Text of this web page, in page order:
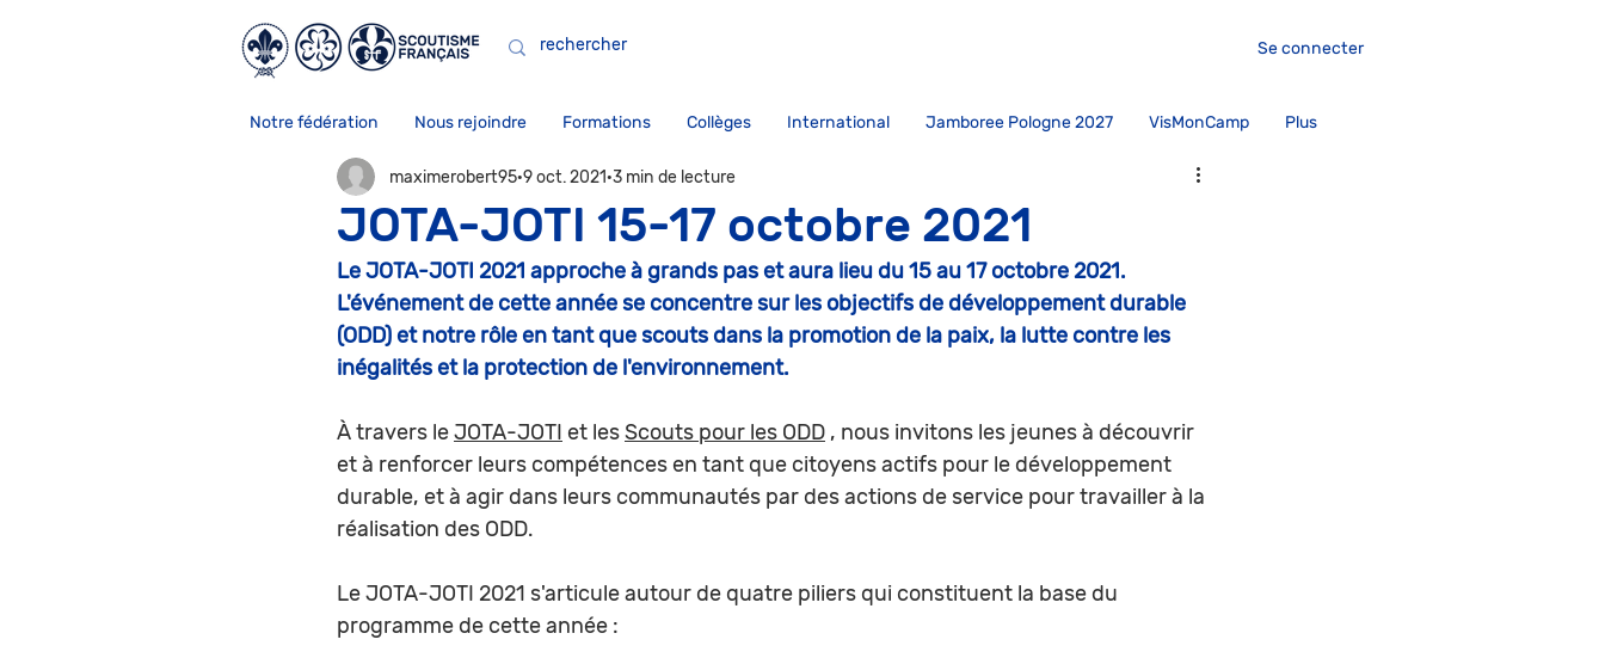
Se connecter
Notre fédération Nous rejoindre Formations Collèges International Jamboree Pologne 2027 VisMonCamp Plus
JOTA-JOTI 15-17 octobre 2021
maximerobert95 9 oct. 2021 3 min de lecture
Le JOTA-JOTI 2021 approche à grands pas et aura lieu du 15 au 17 octobre 2021.
L'événement de cette année se concentre sur les objectifs de développement durable
(ODD) et notre rôle en tant que scouts dans la promotion de la paix, la lutte contre les
inégalités et la protection de l'environnement.
À travers le JOTA-JOTI et les Scouts pour les ODD , nous invitons les jeunes à découvrir
et à renforcer leurs compétences en tant que citoyens actifs pour le développement
durable, et à agir dans leurs communautés par des actions de service pour travailler à la
réalisation des ODD.
Le JOTA-JOTI 2021 s'articule autour de quatre piliers qui constituent la base du
programme de cette année :